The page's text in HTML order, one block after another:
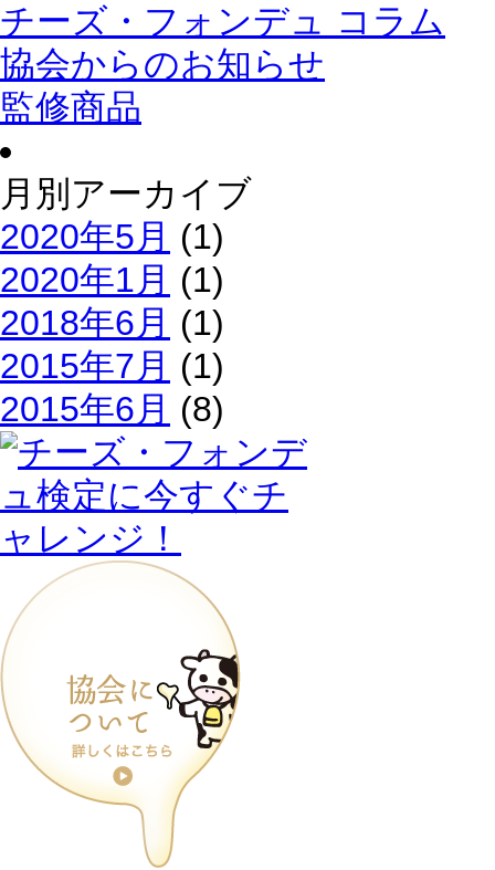
チーズ・フォンデュ コラム
協会からのお知らせ
監修商品
月別アーカイブ
2020年5月 (1)
2020年1月 (1)
2018年6月 (1)
2015年7月 (1)
2015年6月 (8)